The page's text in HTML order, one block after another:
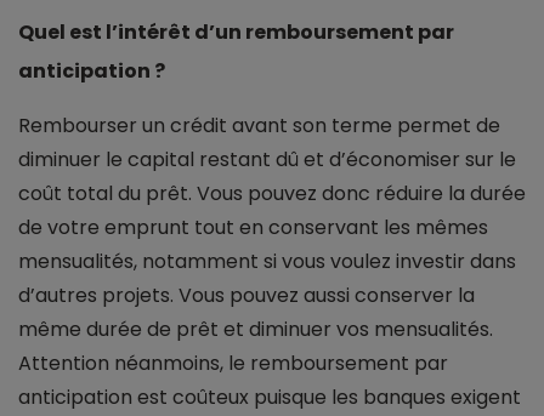
Quel est l’intérêt d’un remboursement par
anticipation ?
Rembourser un crédit avant son terme permet de
diminuer le capital restant dû et d’économiser sur le
coût total du prêt. Vous pouvez donc réduire la durée
de votre emprunt tout en conservant les mêmes
mensualités, notamment si vous voulez investir dans
d’autres projets. Vous pouvez aussi conserver la
même durée de prêt et diminuer vos mensualités.
Attention néanmoins, le remboursement par
anticipation est coûteux puisque les banques exigent